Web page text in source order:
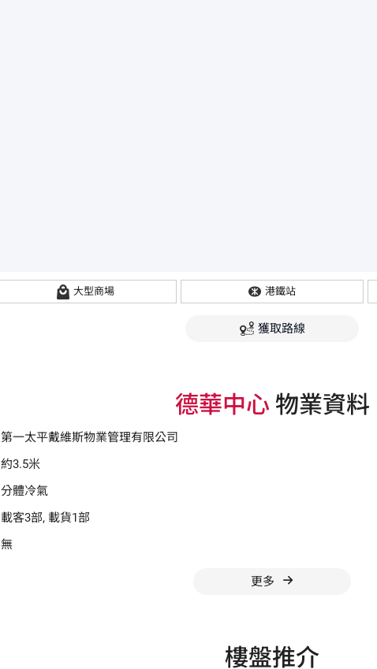
大型商場 港鐵站
獲取路線
德華中心 物業資料
第一太平戴維斯物業管理有限公司
約3.5米
分體冷氣
載客3部, 載貨1部
無
更多
樓盤推介